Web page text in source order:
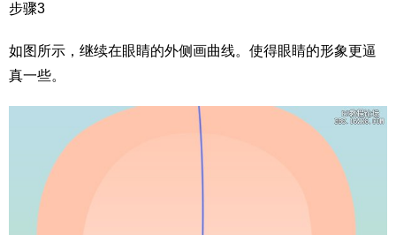
步骤3
如图所示，继续在眼睛的外侧画曲线。使得眼睛的形象更逼
真一些。